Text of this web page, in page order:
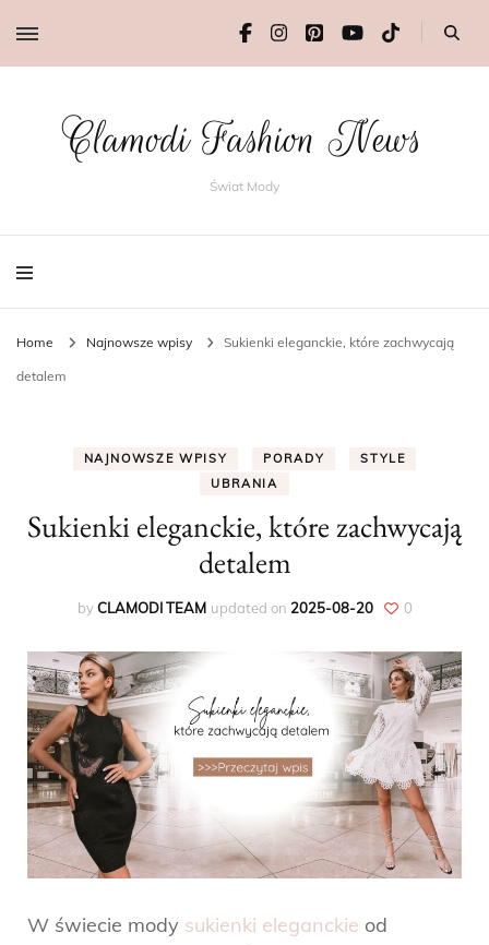
Clamodi Fashion News
Świat Mody
Home Najnowsze wpisy Sukienki eleganckie, które zachwycają
detalem
NAJNOWSZE WPISY PORADY
STYLE
UBRANIA
Sukienki eleganckie, które zachwycają
detalem
byCLAMODI TEAM updated on 2025-08-20 0
W świecie mody sukienki eleganckie od